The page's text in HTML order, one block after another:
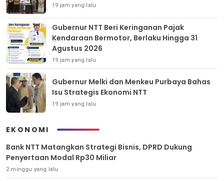
19 jam yang lalu
Gubernur NTT Beri Keringanan Pajak
Kendaraan Bermotor, Berlaku Hingga 31
Agustus 2026
19 jam yang lalu
Gubernur Melki dan Menkeu Purbaya Bahas
Isu Strategis Ekonomi NTT
19 jam yang lalu
EKONOMI
Bank NTT Matangkan Strategi Bisnis, DPRD Dukung
Penyertaan Modal Rp30 Miliar
2 minggu yang lalu